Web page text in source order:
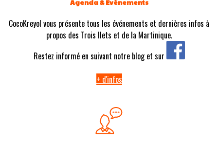
Agenda & Evénements
CocoKreyol vous présente tous les événements et dernières infos à
propos des Trois Ilets et de la Martinique.
Restez informé en suivant notre blog et sur
+ d'infos